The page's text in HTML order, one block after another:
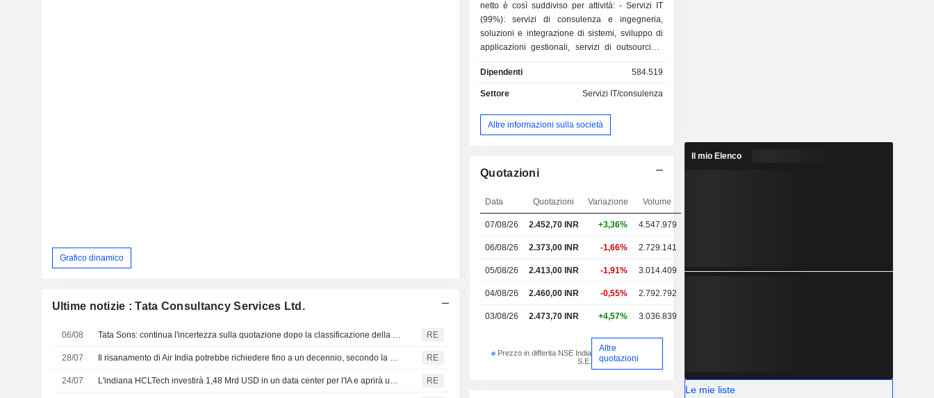
Grafico dinamico
Ultime notizie : Tata Consultancy Services Ltd.
06/08 Tata Sons: continua l'incertezza sulla quotazione dopo la classificazione della RBI RE
28/07 Il risanamento di Air India potrebbe richiedere fino a un decennio, secondo la proprietaria Tata Sons RE
24/07 L'indiana HCLTech investirà 1,48 Mrd USD in un data center per l'IA e aprirà un polo tecnologico da 5.000 posti RE
netto è così suddiviso per attività: - Servizi IT
(99%): servizi di consulenza e ingegneria,
soluzioni e integrazione di sistemi, sviluppo di
applicazioni gestionali, servizi di outsourcing,
software (1%). Le vendite nette sono suddivise
per mercato tra servizi bancari-finanziari-
(16,5%), vendita al dettaglio e distribuzione
(15,6%), industria manifatturiera (9,7%) e altro
Americhe (51,3%), Europa (31,9%) e altro
Dipendenti 584.519
Settore Servizi IT/consulenza
Altre informazioni sulla società
Quotazioni
Data Quotazioni Variazione Volume
07/08/26 2.452,70INR +3,36% 4.547.979
06/08/26 2.373,00 INR -1,66% 2.729.141
05/08/26 2.413,00 INR -1,91% 3.014.409
04/08/26 2.460,00 INR -0,55% 2.792.792
03/08/26 2.473,70 INR +4,57% 3.036.839
Prezzo in differita NSE India
S.E.
Altre
quotazioni
Il mio Elenco
Le mie liste